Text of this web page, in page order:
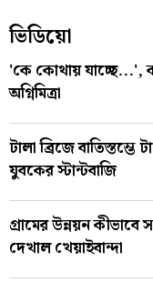
ভিডিয়ো
'কে কোথায় যাচ্ছে...',
অগ্নিমিত্রা
টালা ব্রিজে
যুবকের স্টান্টবাজি
গ্রামের উন্নয়ন
দেখাল খেয়াইবান্দা